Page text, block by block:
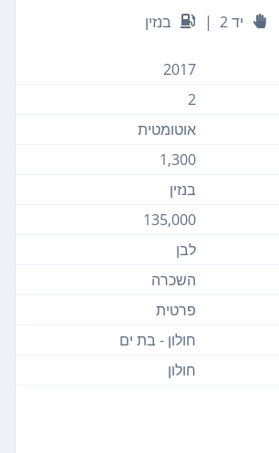
יד 2 | בנזין
2017
2
אוטומטית
1,300
בנזין
135,000
לבן
השכרה
פרטית
חולון - בת ים
חולון